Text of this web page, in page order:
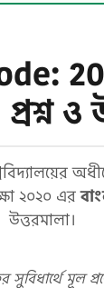
ও
২০২০ এর
উত্তরমালা।
সুবিধার্থে মূল